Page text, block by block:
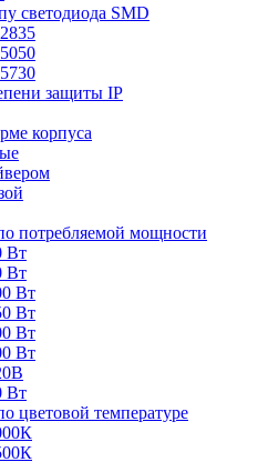
светодиода SMD
защиты IP
корпуса
потребляемой мощности
Вт
Вт
Вт
Вт
Вт
Вт
Вт
цветовой температуре